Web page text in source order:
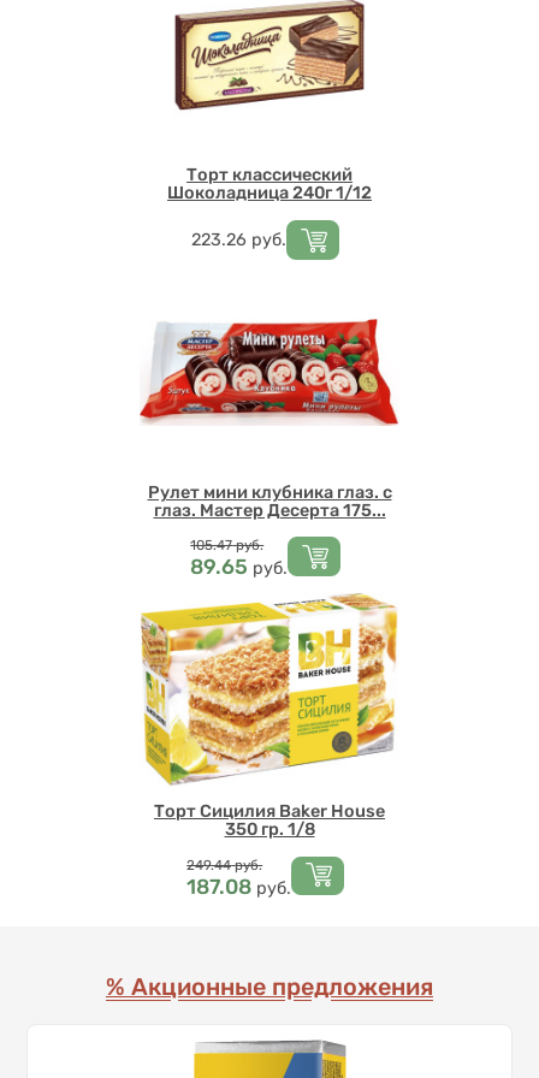
Торт классический
Шоколадница 240г 1/12
Цена
223.26 руб.
Рулет мини клубника глаз. с
глаз. Мастер Десерта 175...
Цена
105.47 руб.
89.65 руб.
Торт Сицилия Baker House
350 гр. 1/8
Цена
249.44 руб.
187.08 руб.
% Акционные предложения